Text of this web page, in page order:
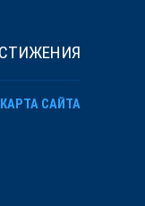
КАРТА САЙТА